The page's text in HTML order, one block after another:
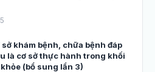
sở khám bệnh, chữa bệnh đáp
là cơ sở thực hành trong khối
(bổ sung lần 3)